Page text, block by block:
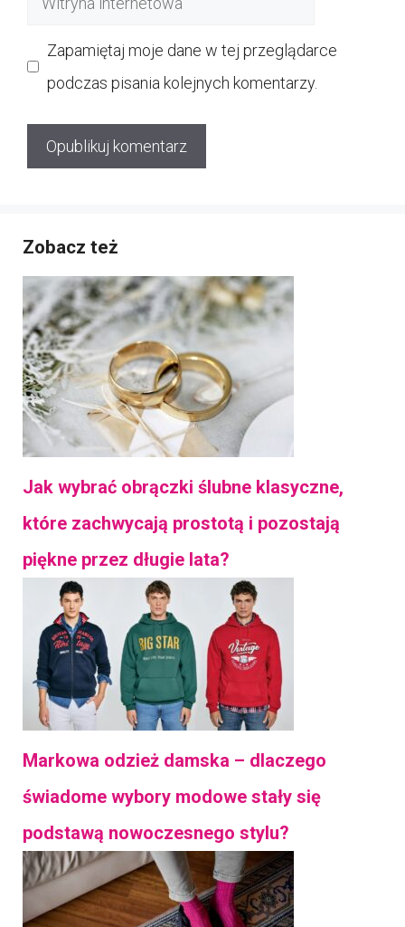
Zapamiętaj moje dane w tej przeglądarce
podczas pisania kolejnych komentarzy.
Zobacz też
Jak wybrać obrączki ślubne klasyczne,
które zachwycają prostotą i pozostają
piękne przez długie lata?
Markowa odzież damska – dlaczego
świadome wybory modowe stały się
podstawą nowoczesnego stylu?